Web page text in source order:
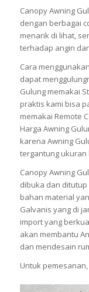
Canopy Awning
dengan berbagai
menarik di lihat,
terhadap angin
Cara
dapat
Gulung memakai
praktis kami bisa
memakai Remote
Harga Awning
karena Awning
tergantung
Canopy Awning
dibuka dan
bahan material
Galvanis yang di
import yang
akan membantu
dan mendesain
Untuk